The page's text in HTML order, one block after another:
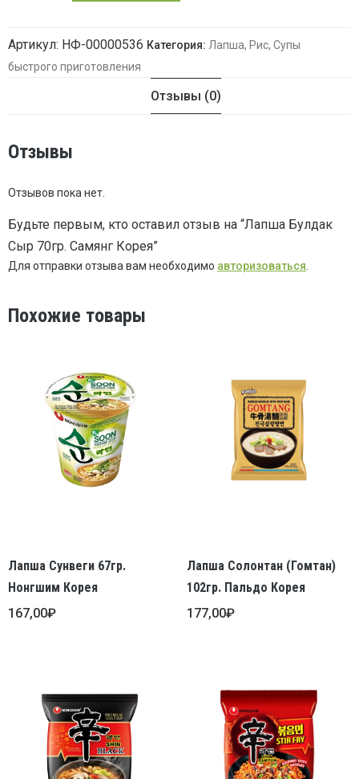
Лапша
70гр.
Самянг
Корея
Артикул: НФ-00000536 Категория: Лапша, Рис, Супы
быстрого приготовления
Отзывы (0)
Отзывы
Отзывов пока нет.
Будьте первым, кто оставил отзыв на “Лапша Булдак
Сыр 70гр. Самянг Корея”
Для отправки отзыва вам необходимо авторизоваться
Похожие товары
Лапша Сунвеги 67гр.
Нонгшим Корея
167,00₽
Лапша Солонтан (Гомтан)
102гр. Пальдо Корея
177,00₽